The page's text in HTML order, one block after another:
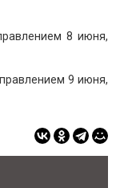
8 июня,
9 июня,